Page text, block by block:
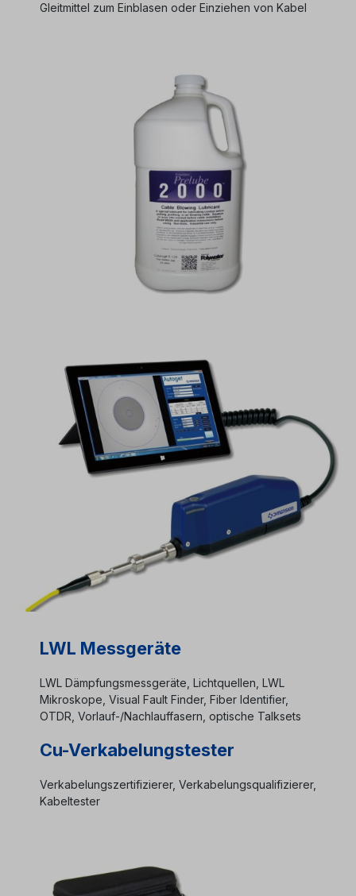
Gleitmittel zum Einblasen oder Einziehen von Kabel
LWL Messgeräte
LWL Dämpfungsmessgeräte, Lichtquellen, LWL
Mikroskope, Visual Fault Finder, Fiber Identifier,
OTDR, Vorlauf-/Nachlauffasern, optische Talksets
Cu-Verkabelungstester
Verkabelungszertifizierer, Verkabelungsqualifizierer,
Kabeltester